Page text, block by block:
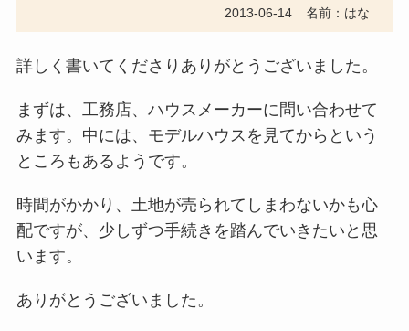
2013-06-14 名前：はな
詳しく書いてくださりありがとうございました。
まずは、工務店、ハウスメーカーに問い合わせて
みます。中には、モデルハウスを見てからという
ところもあるようです。
時間がかかり、土地が売られてしまわないかも心
配ですが、少しずつ手続きを踏んでいきたいと思
います。
ありがとうございました。